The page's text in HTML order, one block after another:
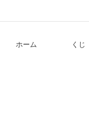
ホーム くじ